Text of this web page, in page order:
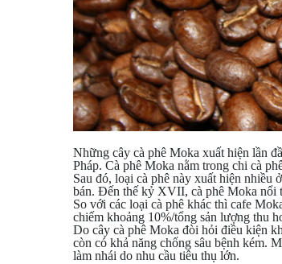
Những cây cà phê Moka xuất hiện lần
Pháp. Cà phê Moka nằm trong chi cà
Sau đó, loại cà phê này xuất hiện nhiều
bán. Đến thế kỷ XVII, cà phê Moka nổi
So với các loại cà phê khác thì cafe
chiếm khoảng 10%/tổng sản lượng thu
Do cây cà phê Moka đòi hỏi điều kiện
còn có khả năng chống sâu bệnh kém.
làm nhái do nhu cầu tiêu thụ lớn.